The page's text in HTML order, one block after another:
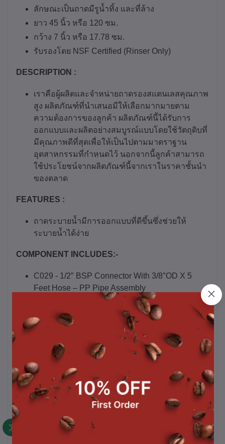
ลักษณะเป็นถาดมีรูน้ำทิ้ง และที่ล้าง
ยาว 45 นิ้ว หรือ 120 ซม.
กว้าง 7 นิ้ว หรือ 17.78 ซม.
รับรองโดย NSF Certified (Rinser Only)
DESCRIPTION :
เราคือผู้ผลิตและจำหน่ายถาดรองสแตนเลสคุณภาพ
สูง ผลิตภัณฑ์ที่นำเสนอมีให้เลือกมากมายตาม
ความต้องการของลูกค้า ผลิตภัณฑ์นี้ได้รับการ
ออกแบบและผลิตอย่างสมบูรณ์แบบโดยใช้วัตถุดิบที่
มีคุณภาพดีที่สุดเพื่อให้เป็นไปตามมาตราฐาน
อุตสาหกรรมที่กำหนดไว้ นอกจากนี้ลูกค้าสามารถ
ใช้ประโยชน์จากผลิตภัณฑ์นี้จากเราในราคาชั้นนำ
ของตลาด
FEATURES :
ถาดระบายน้ำมีการออกแบบที่ดีขึ้นซึ่งช่วยให้
ระบายน้ำได้ง่าย
COMPONENT INCLUDES:-
C029 - 1/2″ BSP Connector With 3/8″OD X 5
Feet Hose – PP Pipe Assembly
INSTALLATION INSTRUCTIONS:-
Rinser Water Inlet Installation Instructions
Always check with local plumbing codes before
Installation
For Use with Regular or cold water supply only,
Hot water is not recommended to use with rinser
Install in-line water regulator set at 15 PSI from
the public water supply, no more than 15 Psi
Install an in-line one-way check valve on water
supply this will prevent pressure drop which can